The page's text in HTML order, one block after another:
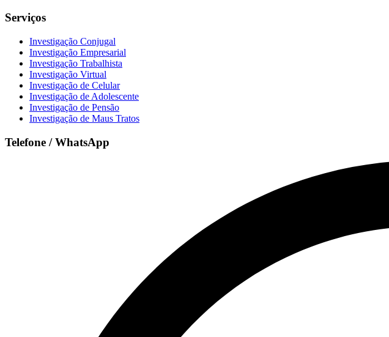
Serviços
Investigação Conjugal
Investigação Empresarial
Investigação Trabalhista
Investigação Virtual
Investigação de Celular
Investigação de Adolescente
Investigação de Pensão
Investigação de Maus Tratos
Telefone / WhatsApp